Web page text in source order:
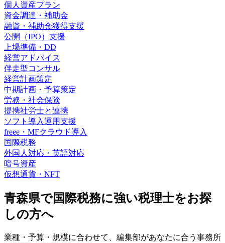
個人資産プラン
資金調達・補助金
融資・補助金獲得支援
公開（IPO）支援
上場準備・DD
経営アドバイス
伴走型コンサル
経営計画策定
中期計画・予算策定
労務・社会保険
提携社労士と連携
ソフト導入運用支援
freee・MFクラウド導入
国際税務
外国人対応・英語対応
暗号資産
仮想通貨・NFT
青森県で国際税務に強い税理士をお探
しの方へ
業種・予算・規模に合わせて、編集部があなたに合う事務所